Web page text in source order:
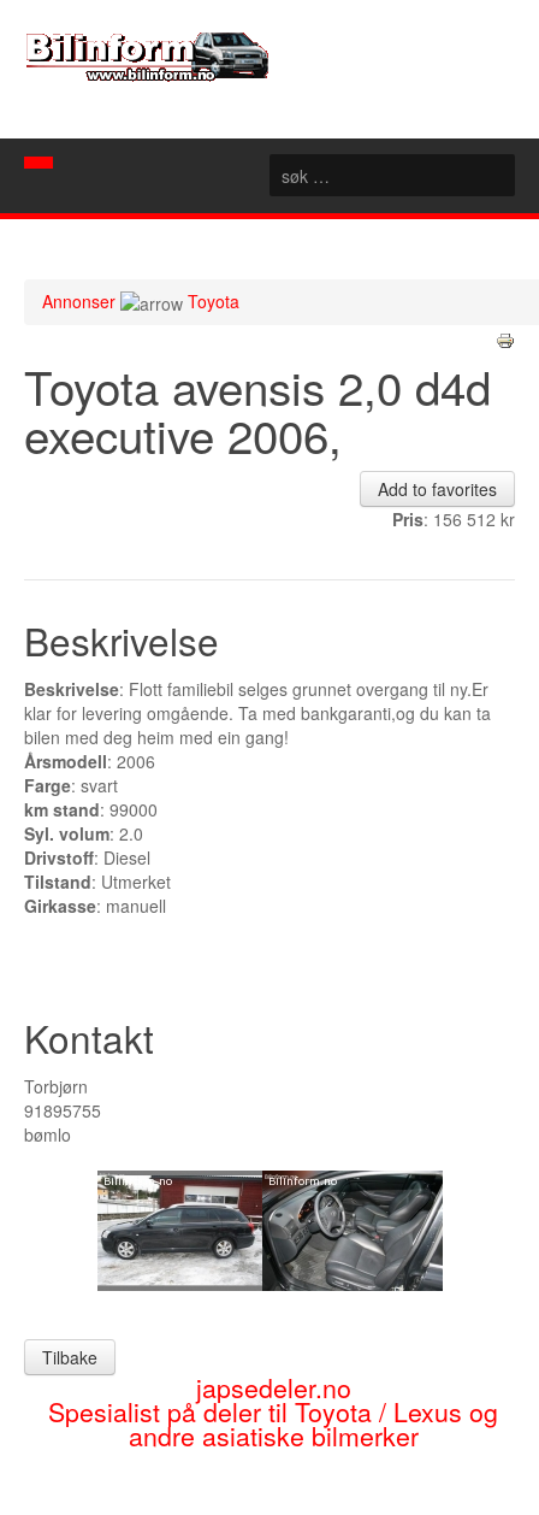
Artikler
Konseptbiler
Nyttige sider
Bilforhandlere
Finnmark
Hedmark
Hordaland
Møre og Romsdal
Nord Trøndelag
Nordland
Rogaland
Sogn og Fjordane
Troms
Sør Trøndelag
Vest Agder
Østfold
Annonser Toyota
Toyota avensis 2,0 d4d
executive 2006,
Add to favorites
Pris: 156 512 kr
Beskrivelse
Beskrivelse: Flott familiebil selges grunnet overgang til ny.Er
klar for levering omgående. Ta med bankgaranti,og du kan ta
bilen med deg heim med ein gang!
Årsmodell: 2006
Farge: svart
km stand: 99000
Syl. volum: 2.0
Drivstoff: Diesel
Tilstand: Utmerket
Girkasse: manuell
Kontakt
Torbjørn
91895755
bømlo
Tilbake
japsedeler.no
Spesialist på deler til Toyota / Lexus og
andre asiatiske bilmerker